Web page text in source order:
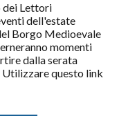
dei Lettori
dell'estate
Borgo Medioevale
momenti
dalla serata
Utilizzare questo link